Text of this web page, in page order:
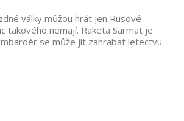
války můžou hrát jen Rusové
takového nemají. Raketa Sarmat je
se může jít zahrabat letectvu